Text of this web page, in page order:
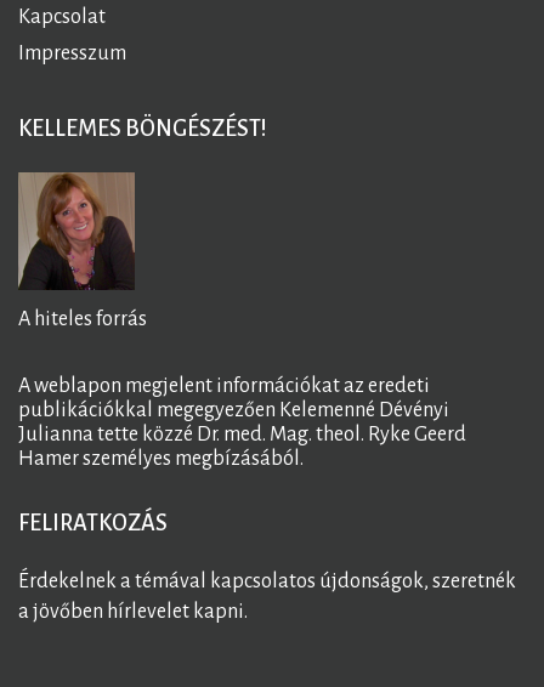
Kapcsolat
Impresszum
KELLEMES BÖNGÉSZÉST!
A hiteles forrás
A weblapon megjelent információkat az eredeti
publikációkkal megegyezően Kelemenné Dévényi
Julianna tette közzé Dr. med. Mag. theol. Ryke Geerd
Hamer személyes megbízásából.
FELIRATKOZÁS
Érdekelnek a témával kapcsolatos újdonságok, szeretnék
a jövőben hírlevelet kapni.